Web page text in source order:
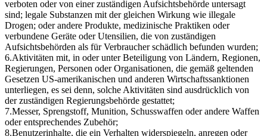
verboten oder von einer zuständigen Aufsichtsbehörde untersagt
sind; legale Substanzen mit der gleichen Wirkung wie illegale
Drogen; oder andere Produkte, medizinische Praktiken oder
verbundene Geräte oder Utensilien, die von zuständigen
Aufsichtsbehörden als für Verbraucher schädlich befunden wurden;
6.Aktivitäten mit, in oder unter Beteiligung von Ländern, Regionen,
Regierungen, Personen oder Organisationen, die gemäß geltenden
Gesetzen US-amerikanischen und anderen Wirtschaftssanktionen
unterliegen, es sei denn, solche Aktivitäten sind ausdrücklich von
der zuständigen Regierungsbehörde gestattet;
7.Messer, Sprengstoff, Munition, Schusswaffen oder andere Waffen
oder entsprechendes Zubehör;
8.Benutzerinhalte, die ein Verhalten widerspiegeln, anregen oder